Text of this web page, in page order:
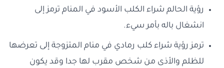
رؤية الحالم شراء الكلب الأسود في المنام ترمز إلى
انشغال باله بأمر سيء.
ترمز رؤية شراء كلب رمادي في منام المتزوجة إلى تعرضها
للظلم والأذى من شخص مقرب لها جدا وقد يكون